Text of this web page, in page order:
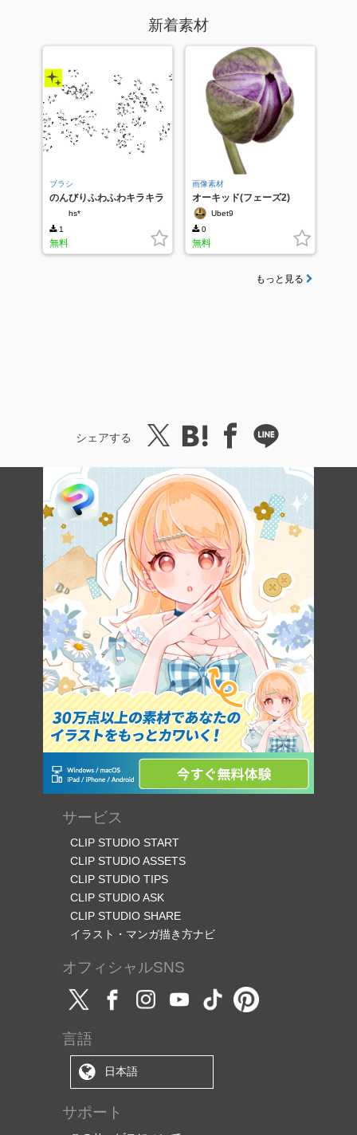
新着素材
ブラシ
のんびりふわふわキラキラ
hs*
1
無料
画像素材
オーキッド(フェーズ2)
Ubet9
0
無料
もっと見る
シェアする
サービス
CLIP STUDIO START
CLIP STUDIO ASSETS
CLIP STUDIO TIPS
CLIP STUDIO ASK
CLIP STUDIO SHARE
イラスト・マンガ描き方ナビ
オフィシャルSNS
言語
日本語
サポート